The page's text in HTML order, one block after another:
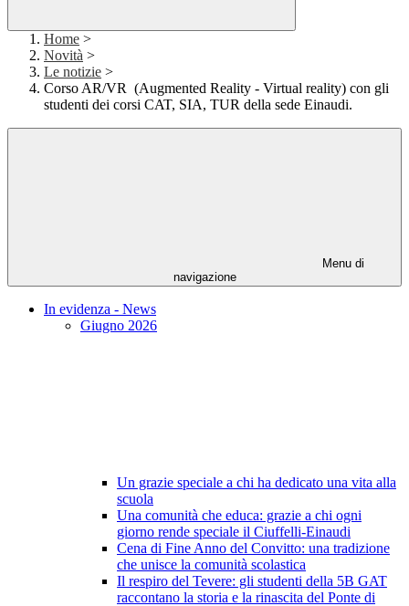
Home >
Novità >
Le notizie >
Corso AR/VR (Augmented Reality - Virtual reality) con gli
studenti dei corsi CAT, SIA, TUR della sede Einaudi.
Menu di
navigazione
In evidenza - News
Giugno 2026
Un grazie speciale a chi ha dedicato una vita alla
scuola
Una comunità che educa: grazie a chi ogni
giorno rende speciale il Ciuffelli-Einaudi
Cena di Fine Anno del Convitto: una tradizione
che unisce la comunità scolastica
Il respiro del Tevere: gli studenti della 5B GAT
raccontano la storia e la rinascita del Ponte di